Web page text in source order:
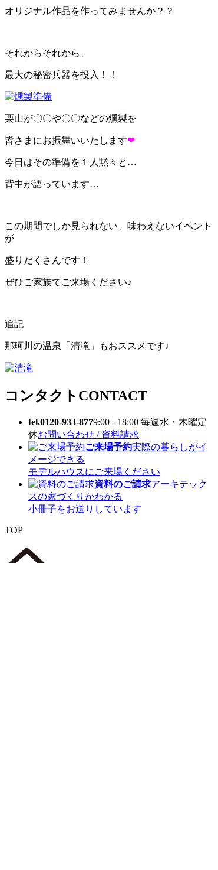
オリジナル作品を作ってみませんか？？
それからそれから、
最大の秘密兵器を投入！！
栗山が〇〇や〇〇などの燻製を
皆さまにお振舞いいたします❤
今日はその準備を１人黙々と…
背中が語っています…
この期間でしか見られない、味わえないイベント
が
盛りだくさんです！
ぜひご家族でご来場ください♪
追記
那珂川の温泉「清滝」もおススメです♩
コンタクト CONTACT
tel.0120-933-8779:00 - 18:00 毎週水・木曜定
休お問い合わせ / 資料請求
ご来場予約実際の暮らしがイ
メージできる
モデルハウスにご来場ください
資料のご請求アーキテック
スの家づくりがわかる
小冊子をお送りしています
TOP